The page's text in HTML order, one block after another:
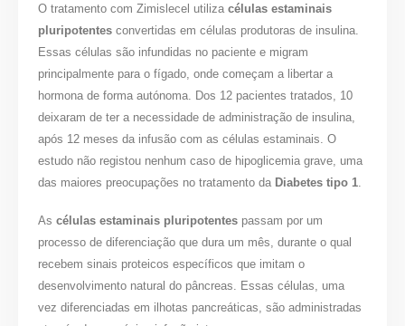
O tratamento com Zimislecel utilizacélulas estaminais
pluripotentes convertidas em células produtoras de insulina.
Essas células são infundidas no paciente e migram
principalmente para o fígado, onde começam a libertar a
hormona de forma autónoma. Dos 12 pacientes tratados, 10
deixaram de ter a necessidade de administração de insulina,
após 12 meses da infusão com as células estaminais. O
estudo não registou nenhum caso de hipoglicemia grave, uma
das maiores preocupações no tratamento da Diabetes tipo 1
Ascélulas estaminais pluripotentes passam por um
processo de diferenciação que dura um mês, durante o qual
recebem sinais proteicos específicos que imitam o
desenvolvimento natural do pâncreas. Essas células, uma
vez diferenciadas em ilhotas pancreáticas, são administradas